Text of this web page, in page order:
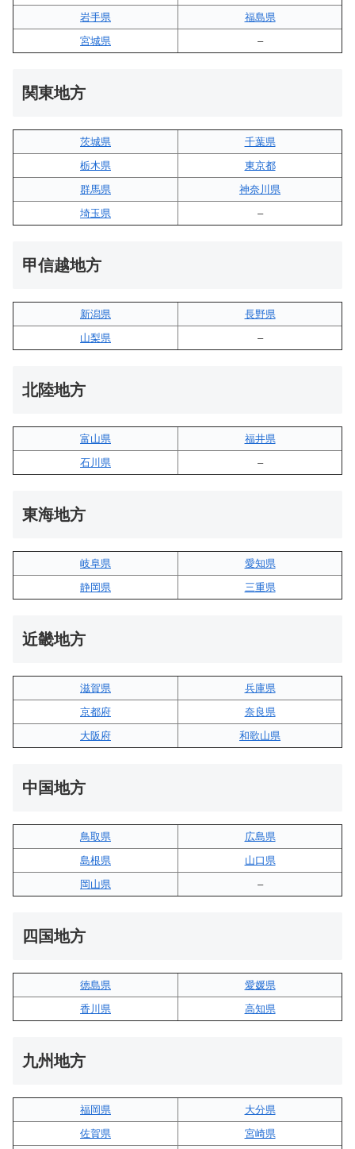
岩手県
福島県
宮城県
–
関東地方
茨城県
千葉県
栃木県
東京都
群馬県
神奈川県
埼玉県
–
甲信越地方
新潟県
長野県
山梨県
–
北陸地方
富山県
福井県
石川県
–
東海地方
岐阜県
愛知県
静岡県
三重県
近畿地方
滋賀県
兵庫県
京都府
奈良県
大阪府
和歌山県
中国地方
鳥取県
広島県
島根県
山口県
岡山県
–
四国地方
徳島県
愛媛県
香川県
高知県
九州地方
福岡県
大分県
佐賀県
宮崎県